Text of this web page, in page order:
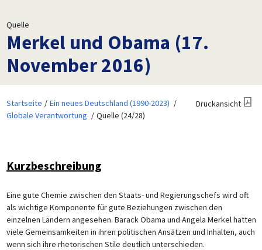
Quelle
Merkel und Obama (17.
November 2016)
Startseite
Ein neues Deutschland (1990-2023)
Globale Verantwortung
Quelle (24/28)
Druckansicht
Kurzbeschreibung
Eine gute Chemie zwischen den Staats- und Regierungschefs wird oft
als wichtige Komponente für gute Beziehungen zwischen den
einzelnen Ländern angesehen. Barack Obama und Angela Merkel hatten
viele Gemeinsamkeiten in ihren politischen Ansätzen und Inhalten, auch
wenn sich ihre rhetorischen Stile deutlich unterschieden.